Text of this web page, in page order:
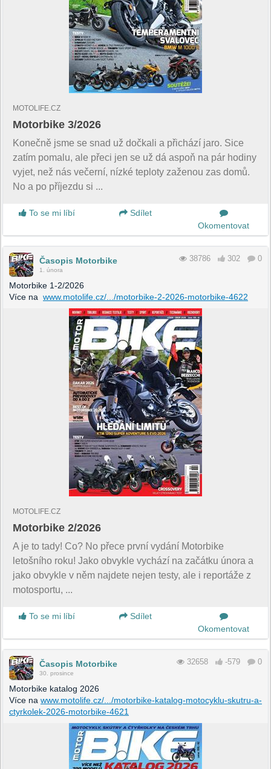
MOTOLIFE.CZ
Motorbike 3/2026
Konečně jsme se snad už dočkali a přichází jaro. Sice
zatím pomalu, ale přeci jen se už dá aspoň na pár hodiny
vyjet, než nás večerní, nízké teploty zaženou zas domů.
No a po příjezdu si ...
To se mi líbí
Sdílet
Okomentovat
Časopis Motorbike
1. února
38786 302 0
Motorbike 1-2/2026
Více na www.motolife.cz/.../motorbike-2-2026-motorbike-4622
MOTOLIFE.CZ
Motorbike 2/2026
A je to tady! Co? No přece první vydání Motorbike
letošního roku! Jako obvykle vychází na začátku února a
jako obvykle v něm najdete nejen testy, ale i reportáže z
motosportu, ...
To se mi líbí
Sdílet
Okomentovat
Časopis Motorbike
30. prosince
32658 -579 0
Motorbike katalog 2026
Více na www.motolife.cz/.../motorbike-katalog-motocyklu-skutru-a-
ctyrkolek-2026-motorbike-4621